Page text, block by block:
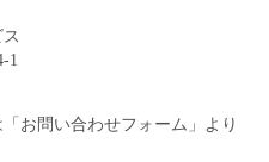
1
お問い合わせフォーム」より